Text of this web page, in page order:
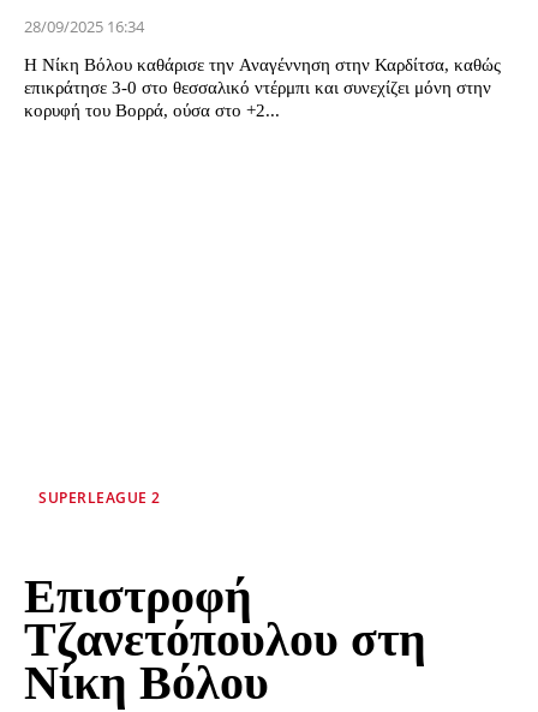
28/09/2025 16:34
Η Νίκη Βόλου καθάρισε την Αναγέννηση στην Καρδίτσα, καθώς
επικράτησε 3-0 στο θεσσαλικό ντέρμπι και συνεχίζει μόνη στην
κορυφή του Βορρά, ούσα στο +2...
SUPERLEAGUE 2
Επιστροφή
Τζανετόπουλου στη
Νίκη Βόλου